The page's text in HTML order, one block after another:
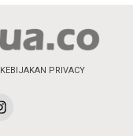
KEBIJAKAN PRIVACY